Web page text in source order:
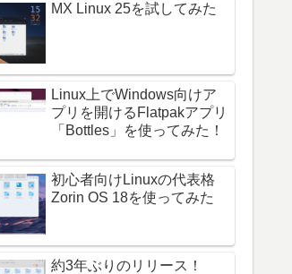
MX Linux 25を試してみた
Linux上でWindows向けア
プリを開けるFlatpakアプリ
「Bottles」を使ってみた！
初心者向けLinuxの代表格
Zorin OS 18を使ってみた
約3年ぶりのリリース！